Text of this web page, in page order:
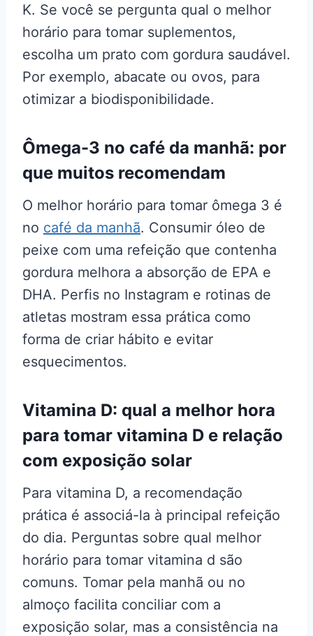
K. Se você se pergunta qual o melhor
horário para tomar suplementos,
escolha um prato com gordura saudável.
Por exemplo, abacate ou ovos, para
otimizar a biodisponibilidade.
Ômega-3 no café da manhã: por
que muitos recomendam
O melhor horário para tomar ômega 3 é
no café da manhã. Consumir óleo de
peixe com uma refeição que contenha
gordura melhora a absorção de EPA e
DHA. Perfis no Instagram e rotinas de
atletas mostram essa prática como
forma de criar hábito e evitar
esquecimentos.
Vitamina D: qual a melhor hora
para tomar vitamina D e relação
com exposição solar
Para vitamina D, a recomendação
prática é associá-la à principal refeição
do dia. Perguntas sobre qual melhor
horário para tomar vitamina d são
comuns. Tomar pela manhã ou no
almoço facilita conciliar com a
exposição solar, mas a consistência na